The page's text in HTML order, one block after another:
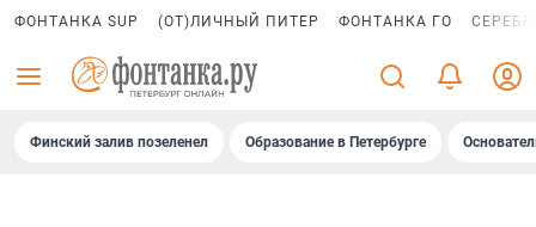
ФОНТАНКА SUP (ОТ)ЛИЧНЫЙ ПИТЕР ФОНТАНКА ГО
Финский залив позеленел Образование в Петербурге